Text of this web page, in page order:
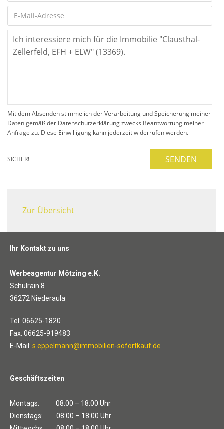
Mit dem Absenden stimme ich der Verarbeitung und Speicherung meiner
Daten gemäß der Datenschutzerklärung zwecks Beantwortung meiner
Anfrage zu. Diese Einwilligung kann jederzeit widerrufen werden.
SICHER! SENDEN
Zur Übersicht
Ihr Kontakt zu uns
Werbeagentur Mötzing e.K.
Schulrain 8
36272 Niederaula
Tel: 06625-1820
Fax: 06625-919483
E-Mail: s.eppelmann@immobilien-sofortkauf.de
Geschäftszeiten
Montags: 08:00 – 18:00 Uhr
Dienstags: 08:00 – 18:00 Uhr